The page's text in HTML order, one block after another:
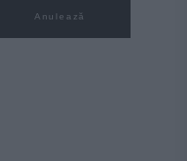
Anulează